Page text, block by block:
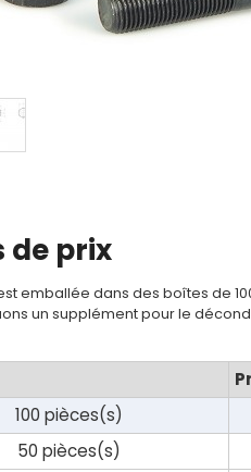
de prix
emballée dans des boîtes de
un supplément pour le
100 pièces(s)
50 pièces(s)